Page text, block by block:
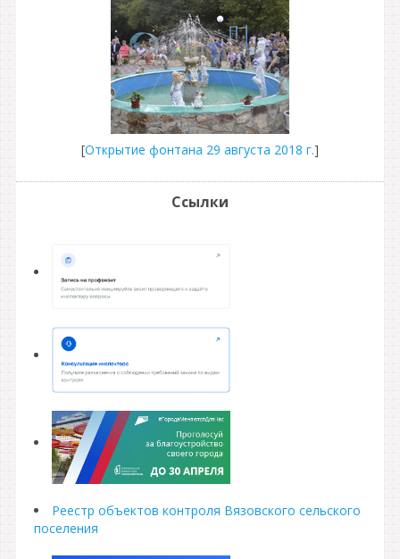
[Открытие фонтана 29 августа 2018 г.]
Ссылки
Реестр объектов контроля Вязовского сельского
поселения